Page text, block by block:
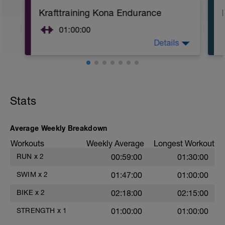
Krafttraining Kona Endurance
01:00:00
Hauptprogramm Große Muskelgruppen:
- Kniebeuge 4-5 Durchgänge á 6
Wiederholungen 8/10 Härte mit 2min
Wiederholungen 8/10 Härte mit 2min
Details
Stats
Average Weekly Breakdown
Workouts Weekly Average Longest Workout
RUN x 2 00:59:00 01:30:00
SWIM x 2 01:47:00 01:00:00
BIKE x 2 02:18:00 02:15:00
STRENGTH x 1 01:00:00 01:00:00